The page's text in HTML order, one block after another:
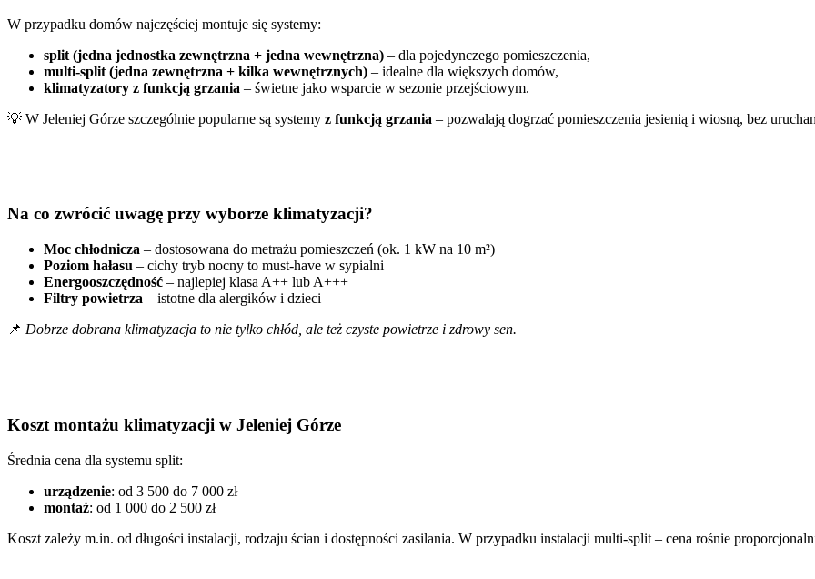
W przypadku domów najczęściej montuje się systemy:
split (jedna jednostka zewnętrzna + jedna wewnętrzna) – dla pojedynczego pomieszczenia,
multi-split (jedna zewnętrzna + kilka wewnętrznych) – idealne dla większych domów,
klimatyzatory z funkcją grzania – świetne jako wsparcie w sezonie przejściowym.
💡 W Jeleniej Górze szczególnie popularne są systemy z funkcją grzania – pozwalają dogrzać pomieszczenia jesienią i wiosną, bez
Na co zwrócić uwagę przy wyborze klimatyzacji?
Moc chłodnicza – dostosowana do metrażu pomieszczeń (ok. 1 kW na 10 m²)
Poziom hałasu – cichy tryb nocny to must-have w sypialni
Energooszczędność – najlepiej klasa A++ lub A+++
Filtry powietrza – istotne dla alergików i dzieci
📌 Dobrze dobrana klimatyzacja to nie tylko chłód, ale też czyste powietrze i zdrowy sen.
Koszt montażu klimatyzacji w Jeleniej Górze
Średnia cena dla systemu split:
urządzenie: od 3 500 do 7 000 zł
montaż: od 1 000 do 2 500 zł
Koszt zależy m.in. od długości instalacji, rodzaju ścian i dostępności zasilania. W przypadku instalacji multi-split – cena rośnie